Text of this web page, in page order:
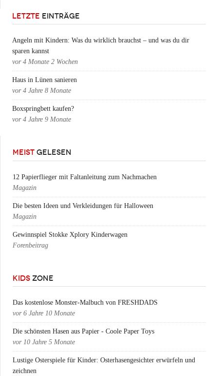
LETZTE EINTRÄGE
Angeln mit Kindern: Was du wirklich brauchst – und was du dir
sparen kannst
vor 4 Monate 2 Wochen
Haus in Lünen sanieren
vor 4 Jahre 8 Monate
Boxspringbett kaufen?
vor 4 Jahre 9 Monate
MEIST GELESEN
12 Papierflieger mit Faltanleitung zum Nachmachen
Magazin
Die besten Ideen und Verkleidungen für Halloween
Magazin
Gewinnspiel Stokke Xplory Kinderwagen
Forenbeitrag
KIDS ZONE
Das kostenlose Monster-Malbuch von FRESHDADS
vor 6 Jahre 10 Monate
Die schönsten Hasen aus Papier - Coole Paper Toys
vor 10 Jahre 5 Monate
Lustige Osterspiele für Kinder: Osterhasengesichter erwürfeln und
zeichnen